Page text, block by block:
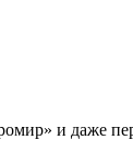
и даже